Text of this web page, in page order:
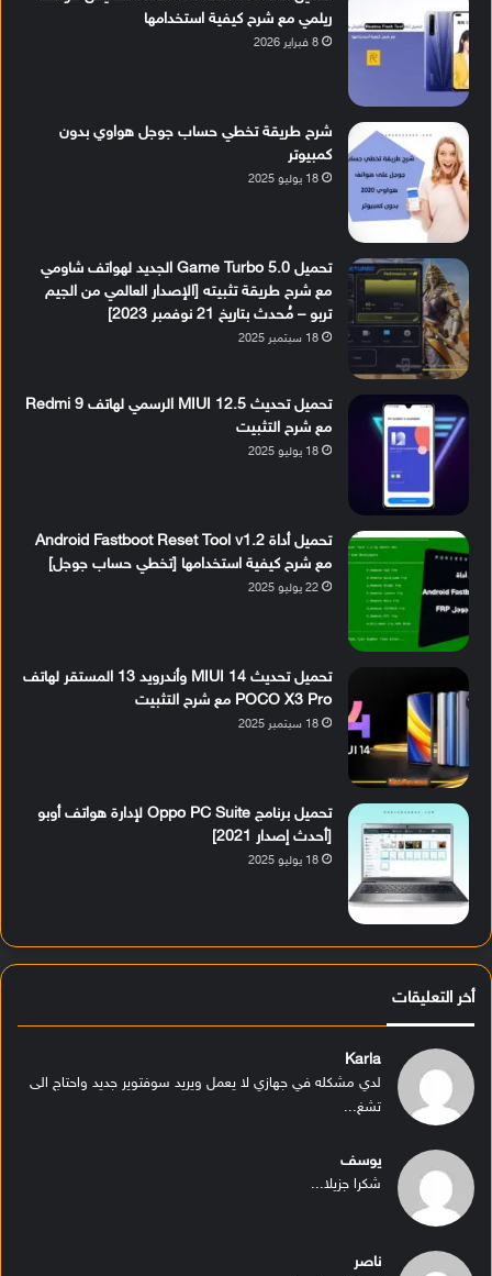
ريلمي مع شرح كيفية استخدامها
8 فبراير 2026
شرح طريقة تخطي حساب جوجل هواوي بدون
كمبيوتر
18 يوليو 2025
تحميل Game Turbo 5.0 الجديد لهواتف شاومي
مع شرح طريقة تثبيته [الإصدار العالمي من الجيم
تربو – مُحدث بتاريخ 21 نوفمبر 2023]
18 سبتمبر 2025
تحميل تحديث MIUI 12.5 الرسمي لهاتف Redmi 9
مع شرح التثبيت
18 يوليو 2025
تحميل أداة Android Fastboot Reset Tool v1.2
مع شرح كيفية استخدامها [تخطي حساب جوجل]
22 يوليو 2025
تحميل تحديث MIUI 14 وأندرويد 13 المستقر لهاتف
POCO X3 Pro مع شرح التثبيت
18 سبتمبر 2025
تحميل برنامج Oppo PC Suite لإدارة هواتف أوبو
[أحدث إصدار 2021]
18 يوليو 2025
أخر التعليقات
Karla
لدي مشكله في جهازي لا يعمل ويريد سوفتوير جديد واحتاج الى
تشغ...
يوسف
شكرا جزيلا...
ناصر